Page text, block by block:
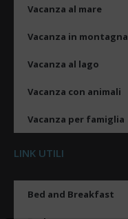
Vacanza al mare
Vacanza in montagna
Vacanza al lago
Vacanza con animali
Vacanza per famiglia
LINK UTILI
Bed and Breakfast